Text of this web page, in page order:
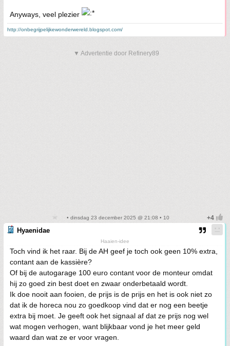
Anyways, veel plezier
http://onbegrijpelijkewonderwereld.blogspot.com/
▼ Advertentie door Refinery89
• dinsdag 23 december 2025 @ 21:08 • 10
Hyaenidae
Haaien-idee
Toch vind ik het raar. Bij de AH geef je toch ook geen 10% extra,
contant aan de kassière?
Of bij de autogarage 100 euro contant voor de monteur omdat
hij zo goed zin best doet en zwaar onderbetaald wordt.
Ik doe nooit aan fooien, de prijs is de prijs en het is ook niet zo
dat ik de horeca nou zo goedkoop vind dat er nog een beetje
extra bij moet. Je geeft ook het signaal af dat ze prijs nog wel
wat mogen verhogen, want blijkbaar vond je het meer geld
waard dan wat ze er voor vragen.